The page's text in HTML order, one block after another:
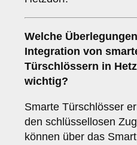
Welche
Integration von
Türschlössern in
wichtig?
Smarte Türschlösser
den schlüssellosen
können über das